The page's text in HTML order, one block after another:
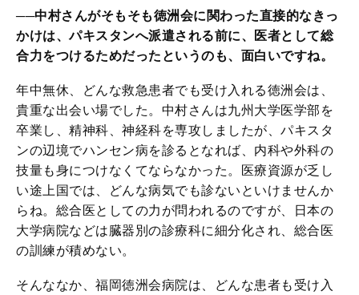
──中村さんがそもそも徳洲会に関わった直接的なきっ
かけは、パキスタンへ派遣される前に、医者として総
合力をつけるためだったというのも、面白いですね。
年中無休、どんな救急患者でも受け入れる徳洲会は、
貴重な出会い場でした。中村さんは九州大学医学部を
卒業し、精神科、神経科を専攻しましたが、パキスタ
ンの辺境でハンセン病を診るとなれば、内科や外科の
技量も身につけなくてならなかった。医療資源が乏し
い途上国では、どんな病気でも診ないといけませんか
らね。総合医としての力が問われるのですが、日本の
大学病院などは臓器別の診療科に細分化され、総合医
の訓練が積めない。
そんななか、福岡徳洲会病院は、どんな患者も受け入